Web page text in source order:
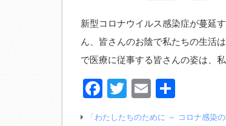
新型コロナウイルス感染症が蔓延
ん、皆さんのお陰で私たちの生活
で医療に従事する皆さんの姿は、
Facebook
Twitter
Email
「わたしたちのために ～ コロナ感染